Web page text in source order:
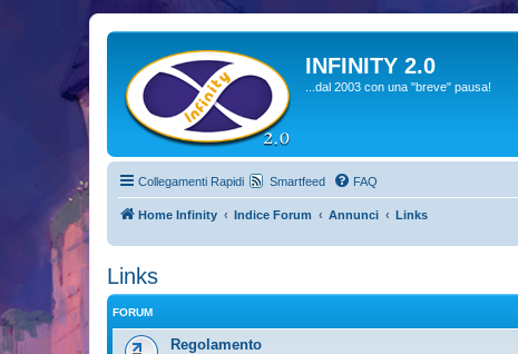
INFINITY 2.0
...dal 2003 con una "breve" pausa!
Collegamenti Rapidi Smartfeed FAQ
Home Infinity Indice Forum Annunci Links
Links
FORUM
Regolamento